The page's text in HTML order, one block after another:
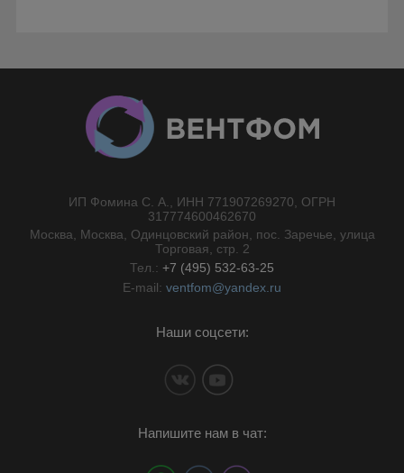
ИП Фомина С. А., ИНН 771907269270, ОГРН
317774600462670
Москва, Москва, Одинцовский район, пос. Заречье, улица
Торговая, стр. 2
Тел.: +7 (495) 532-63-25
E-mail: ventfom@yandex.ru
Наши соцсети:
Напишите нам в чат: